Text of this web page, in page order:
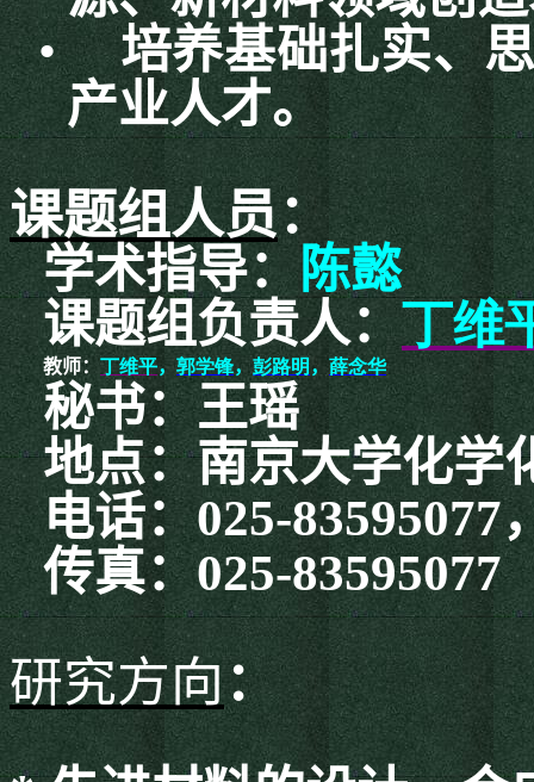
•
培养基础扎实、
产业人才。
课题组人员：
学术指导：陈懿
课题组负责人：丁维
教师： 丁维平， 郭学锋，彭路明 ， 薛念华
秘书：王瑶
地点：南京大学化学
电话：025-83595077
传真：025-83595077
研究方向：